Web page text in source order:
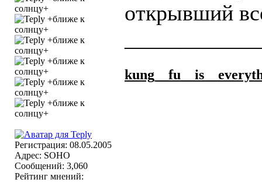
Регистрация: 08.05.2005
Адрес: SOHO
Сообщений: 3,060
Рейтинг мнений:
открывший
kung_ _fu_ _is_